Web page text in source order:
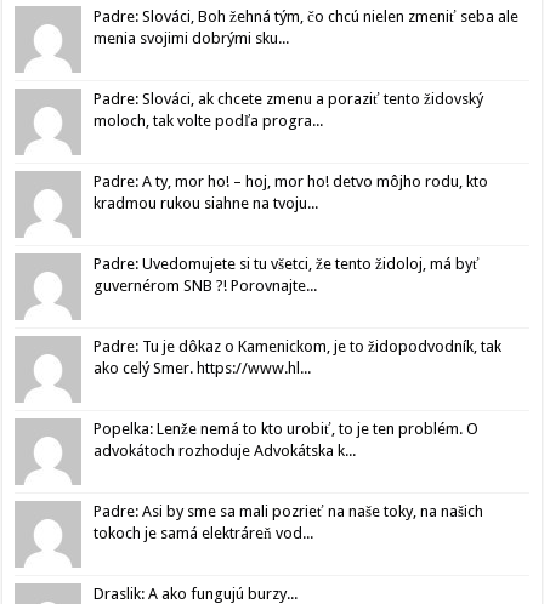
Padre: Slováci, Boh žehná tým, čo chcú nielen zmeniť seba ale
menia svojimi dobrými sku...
Padre: Slováci, ak chcete zmenu a poraziť tento židovský
moloch, tak volte podľa progra...
Padre: A ty, mor ho! – hoj, mor ho! detvo môjho rodu, kto
kradmou rukou siahne na tvoju...
Padre: Uvedomujete si tu všetci, že tento židoloj, má byť
guvernérom SNB ?! Porovnajte...
Padre: Tu je dôkaz o Kamenickom, je to židopodvodník, tak
ako celý Smer. https://www.hl...
Popelka: Lenže nemá to kto urobiť, to je ten problém. O
advokátoch rozhoduje Advokátska k...
Padre: Asi by sme sa mali pozrieť na naše toky, na našich
tokoch je samá elektráreň vod...
Draslik: A ako fungujú burzy...